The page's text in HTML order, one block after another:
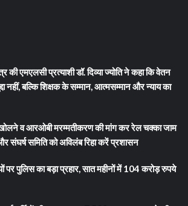
की एमएलसी प्रत्याशी डॉ. दिव्या ज्योति ने कहा कि वेतन
नहीं, बल्कि शिक्षक के सम्मान, आत्मसम्मान और न्याय का
व आरओबी मरम्मतीकरण की मांग कर रेल चक्का जाम
समिति को अविलंब रिहा करें प्रशासन
पर पुलिस का बड़ा प्रहार, सात महीनों में 104 करोड़ रुपये